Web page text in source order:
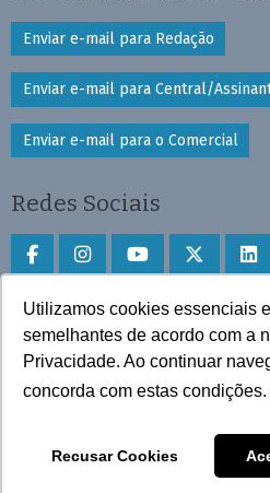
Utilizamos cookies essenciais
semelhantes de acordo com a
Privacidade. Ao continuar
concorda com estas condições.
Recusar Cookies
Enviar e-mail para Redação
Enviar e-mail para Central/
Enviar e-mail para o Comercial
Redes Sociais
Faça download do aplicativo
Play Store e App Store
Todos os direitos